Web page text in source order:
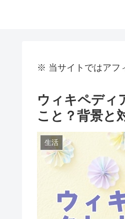
※ 当サイトではアフ
ウィキペディ
こと？背景と
生活